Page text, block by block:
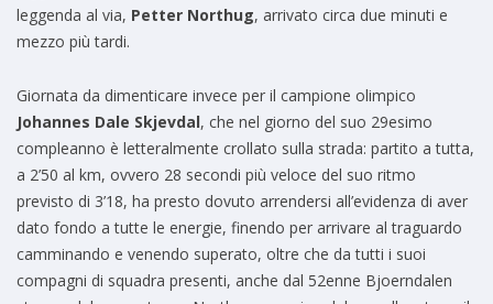
leggenda al via, Petter Northug, arrivato circa due minuti e
mezzo più tardi.
Giornata da dimenticare invece per il campione olimpico
Johannes Dale Skjevdal, che nel giorno del suo 29esimo
compleanno è letteralmente crollato sulla strada: partito a tutta,
a 2’50 al km, ovvero 28 secondi più veloce del suo ritmo
previsto di 3’18, ha presto dovuto arrendersi all’evidenza di aver
dato fondo a tutte le energie, finendo per arrivare al traguardo
camminando e venendo superato, oltre che da tutti i suoi
compagni di squadra presenti, anche dal 52enne Bjoerndalen